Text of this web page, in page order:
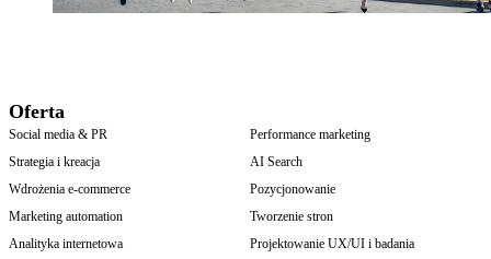
Oferta
Social media & PR
Performance marketing
Strategia i kreacja
AI Search
Wdrożenia e-commerce
Pozycjonowanie
Marketing automation
Tworzenie stron
Analityka internetowa
Projektowanie UX/UI i badania